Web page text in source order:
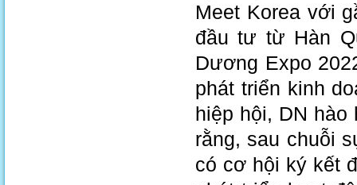
Meet Korea với
đầu tư từ Hàn
Dương Expo
phát triển kinh
hiệp hội, DN hào
rằng, sau chuỗi
có cơ hội ký kết